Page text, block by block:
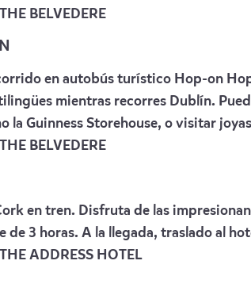
THE BELVEDERE
en autobús turístico Hop-on
mientras recorres Dublín.
la Guinness Storehouse, o visitar
THE BELVEDERE
en tren. Disfruta de las
de 3 horas. A la llegada, traslado al
THE ADDRESS HOTEL